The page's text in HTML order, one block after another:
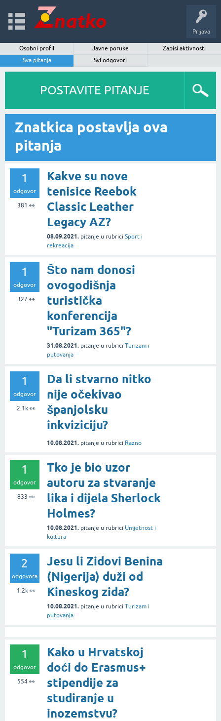
Prijava
Osobni profil Javne poruke
Zapisi aktivnosti
Sva pitanja
Svi odgovori
POSTAVITE PITANJE
Znatkica postavlja ova
pitanja
1
odgovor
381 👀
Kakve su nove
tenisice Reebok
Classic Leather
Legacy AZ?
08.09.2021. pitanje u rubrici Sport i
rekreacija
1
odgovor
327 👀
Što nam donosi
ovogodišnja
turistička
konferencija
"Turizam 365"?
31.08.2021. pitanje u rubrici Turizam i
putovanja
1
odgovor
2.1k👀
Da li stvarno nitko
nije očekivao
španjolsku
inkviziciju?
10.08.2021. pitanje u rubrici Razno
1
odgovor
833 👀
Tko je bio uzor
autoru za stvaranje
lika i dijela Sherlock
Holmes?
10.08.2021. pitanje u rubrici Umjetnost i
kultura
2
odgovora
1.2k👀
Jesu li Zidovi Benina
(Nigerija) duži od
Kineskog zida?
10.08.2021. pitanje u rubrici Turizam i
putovanja
1
odgovor
554👀
Kako u Hrvatskoj
doći do Erasmus+
stipendije za
studiranje u
inozemstvu?